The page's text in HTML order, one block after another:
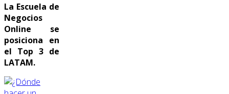
La Escuela de
Negocios
Online se
posiciona en
el Top 3 de
LATAM.